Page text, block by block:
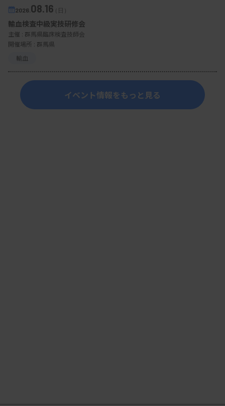
2026. 08.16（日）
輸血検査中級実技研修会
主催 : 群馬県臨床検査技師会
開催場所 : 群馬県
輸血
イベント情報をもっと見る